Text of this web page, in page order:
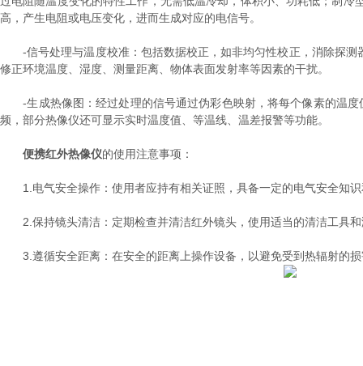
高，产生电阻或电压变化，进而生成对应的电信号。
-信号处理与温度校准：包括数据校正，如非均匀性校正，消除探测
修正环境温度、湿度、测量距离、物体表面发射率等因素的干扰。
-生成热像图：经过处理的信号通过伪彩色映射，将每个像素的温度
频，部分热像仪还可显示实时温度值、等温线、温差报警等功能。
便携红外热像仪的使用注意事项：
1.电气安全操作：使用者应持有相关证照，具备一定的电气安全知
2.保持镜头清洁：定期检查并清洁红外镜头，使用适当的清洁工具和
3.遵循安全距离：在安全的距离上操作设备，以避免受到热辐射的损